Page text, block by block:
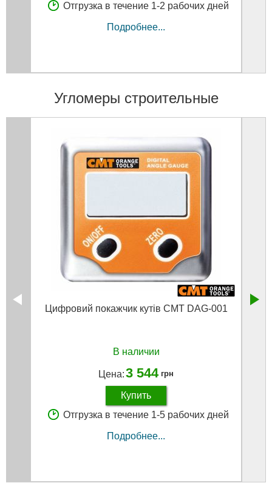
Отгрузка в течение 1-2 рабочих дней
Подробнее...
Угломеры строительные
Цифровий покажчик кутів CMT DAG-001
В наличии
Цена:3 544 грн
Купить
Отгрузка в течение 1-5 рабочих дней
Подробнее...